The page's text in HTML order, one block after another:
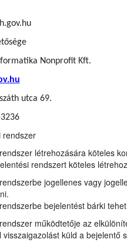
Nonprofit Kft.
utca 69.
rendszer
létrehozására köteles
rendszert köteles
jogellenes vagy
bejelentést bárki
működtetője az
küld a bejelentő